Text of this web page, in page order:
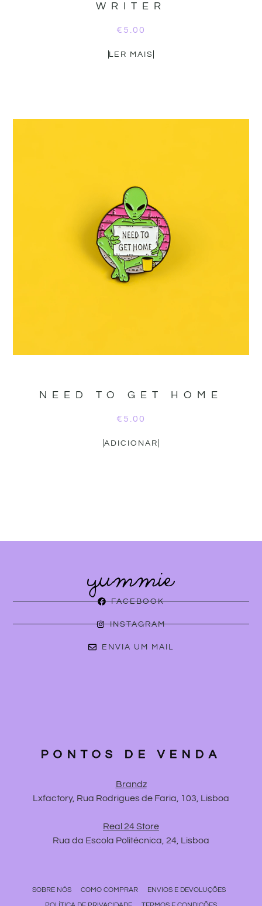
WRITER
€ 5.00
LER MAIS
NEED TO GET HOME
€ 5.00
ADICIONAR
FACEBOOK
INSTAGRAM
ENVIA UM MAIL
PONTOS DE VENDA
Brandz
Lxfactory, Rua Rodrigues de Faria, 103, Lisboa
Real 24 Store
Rua da Escola Politécnica, 24, Lisboa
SOBRE NÓS COMO COMPRAR
ENVIOS E DEVOLUÇÕES